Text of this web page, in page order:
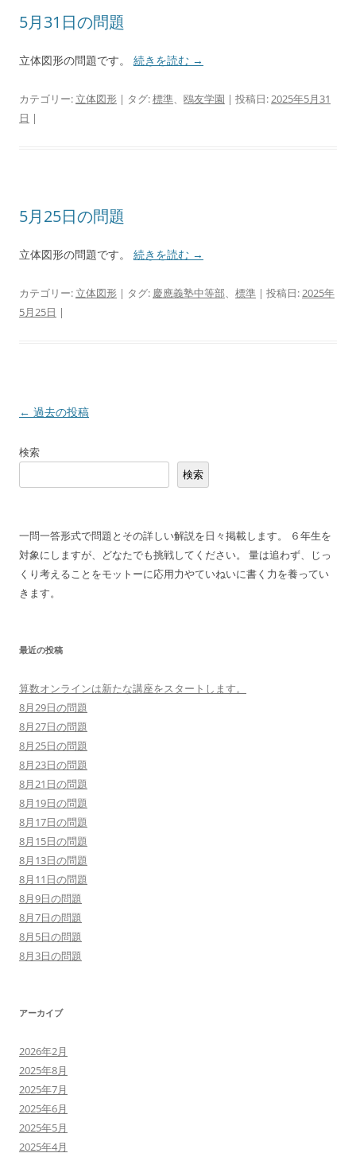
5月31日の問題
立体図形の問題です。 続きを読む →
カテゴリー: 立体図形 | タグ:標準、 鴎友学園 | 投稿日:2025年5月31
日 |
5月25日の問題
立体図形の問題です。 続きを読む →
カテゴリー: 立体図形 | タグ: 慶應義塾中等部、 標準 | 投稿日:2025年
5月25日 |
投
ナ
ョ
ン
← 過去の投稿
検索
検索
一問一答形式で問題とその詳しい解説を日々掲載します。 ６年生を
対象にしますが、どなたでも挑戦してください。 量は追わず、じっ
くり考えることをモットーに応用力やていねいに書く力を養ってい
きます。
最近の投稿
算数オンラインは新たな講座をスタートします。
8月29日の問題
8月27日の問題
8月25日の問題
8月23日の問題
8月21日の問題
8月19日の問題
8月17日の問題
8月15日の問題
8月13日の問題
8月11日の問題
8月9日の問題
8月7日の問題
8月5日の問題
8月3日の問題
アーカイブ
2026年2月
2025年8月
2025年7月
2025年6月
2025年5月
2025年4月